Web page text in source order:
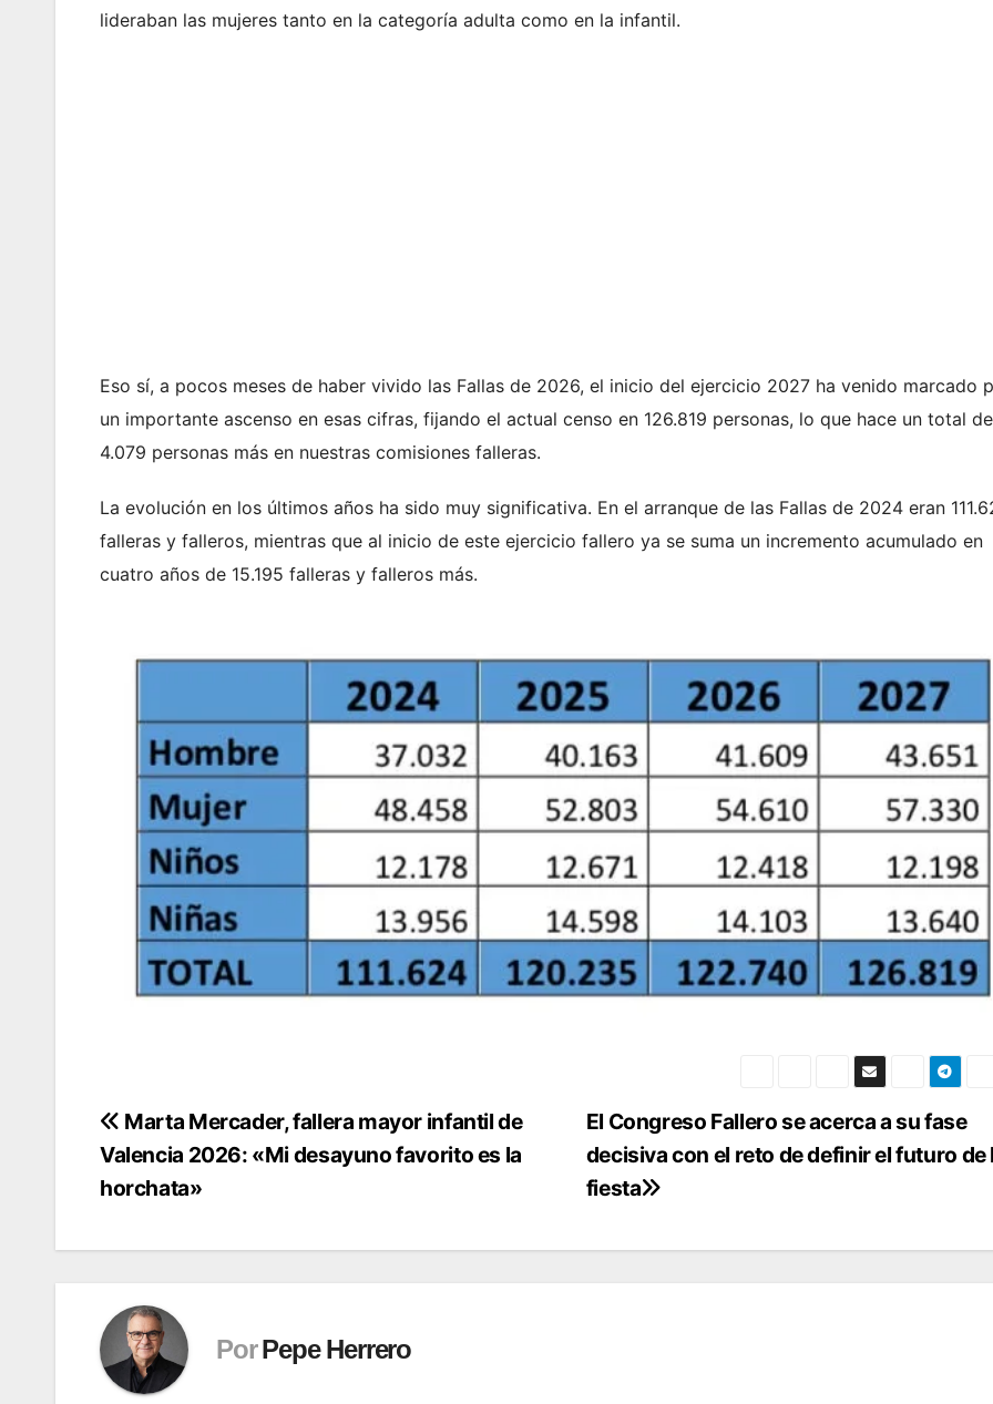
lideraban las mujeres tanto en la categoría adulta como en la infantil.
Eso sí, a pocos meses de haber vivido las Fallas de 2026, el inicio del ejercicio 2027 ha venido marcado
un importante ascenso en esas cifras, fijando el actual censo en 126.819 personas, lo que hace un total de
4.079 personas más en nuestras comisiones falleras.
La evolución en los últimos años ha sido muy significativa. En el arranque de las Fallas de 2024 eran
falleras y falleros, mientras que al inicio de este ejercicio fallero ya se suma un incremento acumulado en
cuatro años de 15.195 falleras y falleros más.
Navegación
de
El Congreso Fallero se acerca a su fase
decisiva con el reto de definir el futuro de
fiesta
Marta Mercader, fallera mayor infantil de
Valencia 2026: «Mi desayuno favorito es la
horchata»
Por Pepe Herrero